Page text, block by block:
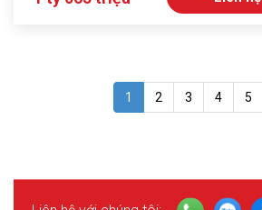
1 2 3 4 5